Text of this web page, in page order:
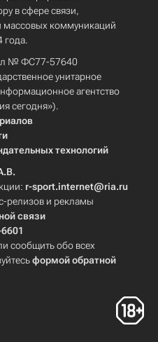
в сфере связи,
коммуникаций
года.
№ ФС77-57640
унитарное
агентство
сегодня»).
технологий
r-sport.internet@ria.ru
релизов и рекламы
связи
сообщить обо всех
формой обратной